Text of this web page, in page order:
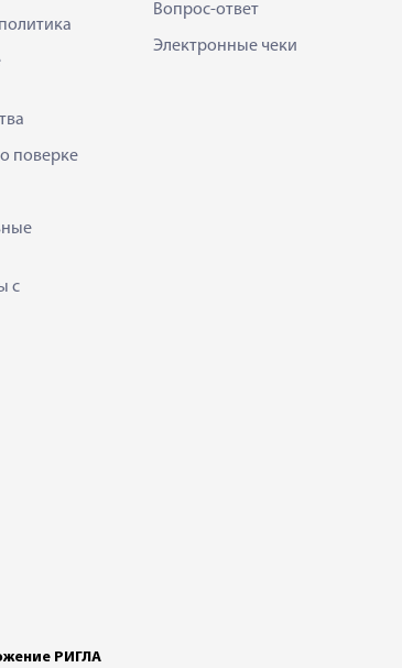
поверке
с
Вопрос-ответ
Электронные чеки
РИГЛА